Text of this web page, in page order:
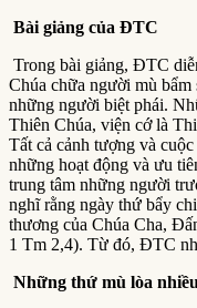
Bài giảng của ĐTC
Trong bài giảng, ĐTC
Chúa chữa người mù bẩm
những người biệt phái.
Thiên Chúa, viện cớ là
Tất cả cảnh tượng và
những hoạt động và ưu
trung tâm những người
nghĩ rằng ngày thứ bẩy
thương của Chúa Cha,
1 Tm 2,4). Từ đó, ĐTC
Những thứ mù lòa